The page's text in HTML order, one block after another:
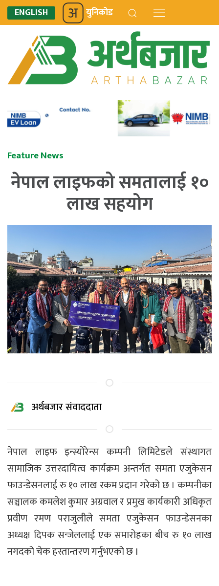
ENGLISH युनिकोड
Feature News
नेपाल लाइफको समतालाई १०
लाख सहयोग
अर्थबजार संवाददाता
नेपाल लाइफ इन्स्योरेन्स कम्पनी लिमिटेडले संस्थागत
सामाजिक उत्तरदायित्व कार्यक्रम अन्तर्गत समता एजुकेसन
फाउन्डेसनलाई रु १० लाख रकम प्रदान गरेको छ । कम्पनीका
सञ्चालक कमलेश कुमार अग्रवाल र प्रमुख कार्यकारी अधिकृत
प्रवीण रमण पराजुलीले समता एजुकेसन फाउन्डेसनका
अध्यक्ष दिपक सन्जेललाई एक समारोहका बीच रु १० लाख
नगदको चेक हस्तान्तरण गर्नुभएको छ ।